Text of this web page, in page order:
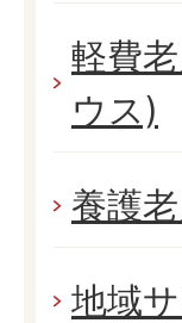
軽費
ウス)
養護
地域